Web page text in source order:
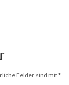
Felder sind mit*